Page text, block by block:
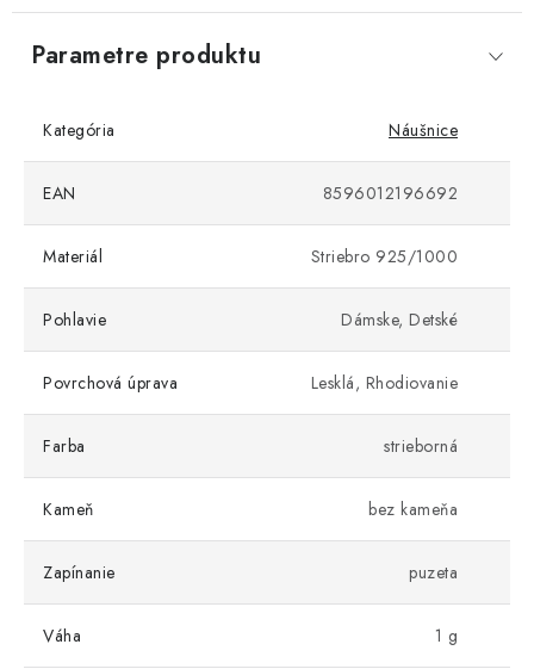
Parametre produktu
Kategória Náušnice
EAN 8596012196692
Materiál Striebro 925/1000
Pohlavie Dámske, Detské
Povrchová úprava Lesklá, Rhodiovanie
Farba strieborná
Kameň bez kameňa
Zapínanie puzeta
Váha 1 g